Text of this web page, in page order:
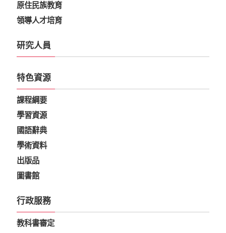
原住民族教育
領導人才培育
研究人員
特色資源
課程綱要
學習資源
國語辭典
學術資料
出版品
圖書館
行政服務
教科書審定